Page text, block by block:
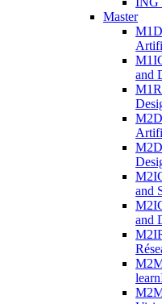
Master
and
and
and